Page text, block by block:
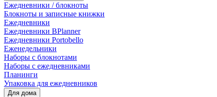
Ежедневники / блокноты
Блокноты и записные книжки
Ежедневники
Ежедневники BPlanner
Ежедневники Portobello
Еженедельники
Наборы с блокнотами
Наборы с ежедневниками
Планинги
Упаковка для ежедневников
Для дома